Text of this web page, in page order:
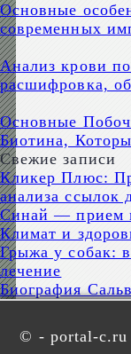
Основные
современных
Анализ крови
расшифровка,
Основные
Биотина,
Свежие записи
Кликер Плюс:
анализа ссылок
Синай — прием
Климат и
Грыжа у собак:
лечение
Биография
© - portal-c.ru